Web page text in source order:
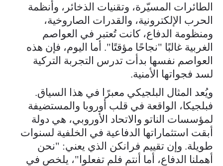
الطائرات المسيّرة، وتقنيات الذخائر، وأنظمة
الحرب الإلكترونية، والقدرات الصاروخية،
ومنظومة الدفاع، كانت تُعتبر في العواصم
الغربية غالبًا "نجاحًا مؤقتًا". أما اليوم، فإن هذه
العواصم نفسها بدأت تدرس التجربة التركية
لسد فجواتها الأمنية.
ويُعد المثال البلجيكي معبرًا في هذا السياق.
فبلجيكا، الواقعة في قلب أوروبا والمستضيفة
لمؤسسات الناتو والاتحاد الأوروبي، هي دولة
أبقت استثماراتها الدفاعية في الخلفية لسنوات
طويلة. وإن تقييم فرانكن الذي يعني: "نحن
أهملنا الدفاع، أما أنتم فلم تفعلوا"، يلخص في